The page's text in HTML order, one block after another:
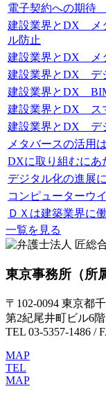
電子契約への期待
建設業界とDX メ
ル防止
建設業界とDX メ
建設業界とDX デ
建設業界とDX
建設業界とDX ス
建設業界とDX デ
メタバースの活用
DXに取り組むにあ
デジタル化の進展
コンピューターウ
ＤＸは建築業界に
一覧を見る
東京事務所 （所
〒102-0094 東京都
第2紀尾井町ビル6階
TEL 03-5357-1486 /
MAP
TEL
MAP